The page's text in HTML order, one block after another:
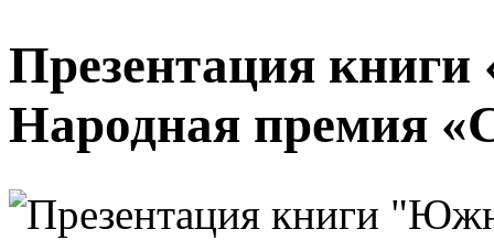
Презентация
Народная премия